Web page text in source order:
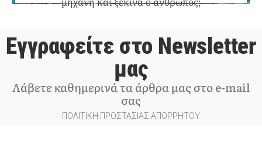
Εγγραφείτε στο Newsletter
μας
Λάβετε καθημερινά τα άρθρα μας στο e-mail
σας
ΠΟΛΙΤΙΚΗ ΠΡΟΣΤΑΣΙΑΣ ΑΠΟΡΡΗΤΟΥ